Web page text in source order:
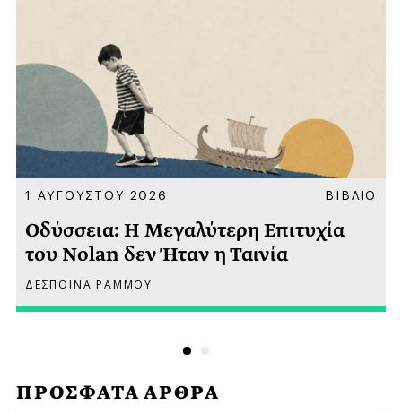
ΠΡΟΣΦΑΤΑ ΑΡΘΡΑ
1 ΑΥΓΟΥΣΤΟΥ 2026 ΒΙΒΛΙΟ
Οδύσσεια: Η Μεγαλύτερη Επιτυχία
του Nolan δεν Ήταν η Ταινία
ΔΕΣΠΟΙΝΑ ΡΑΜΜΟΥ